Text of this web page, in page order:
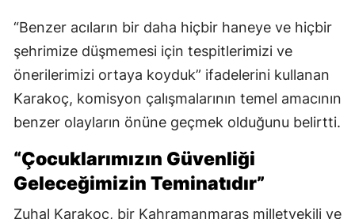
“Benzer acıların bir daha hiçbir haneye ve hiçbir
şehrimize düşmemesi için tespitlerimizi ve
önerilerimizi ortaya koyduk” ifadelerini kullanan
Karakoç, komisyon çalışmalarının temel amacının
benzer olayların önüne geçmek olduğunu belirtti.
“Çocuklarımızın Güvenliği
Geleceğimizin Teminatıdır”
Zuhal Karakoç, bir Kahramanmaraş milletvekili ve